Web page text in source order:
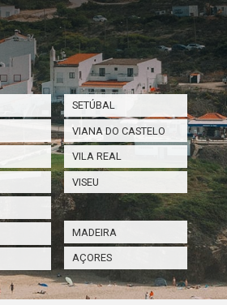
SETÚBAL
VIANA DO CASTELO
VILA REAL
VISEU
MADEIRA
AÇORES